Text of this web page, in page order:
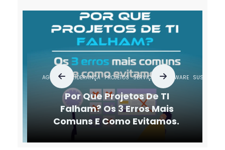
AGILIDADE LIDERANÇA PROJETOS SERVIÇOS SOFTWARE SUSTENTAÇÃO
Por Que Projetos De TI
Falham? Os 3 Erros Mais
Comuns E Como Evitamos.